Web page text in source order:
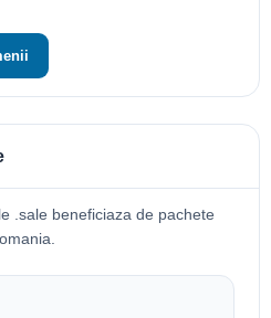
.sale beneficiaza de pachete